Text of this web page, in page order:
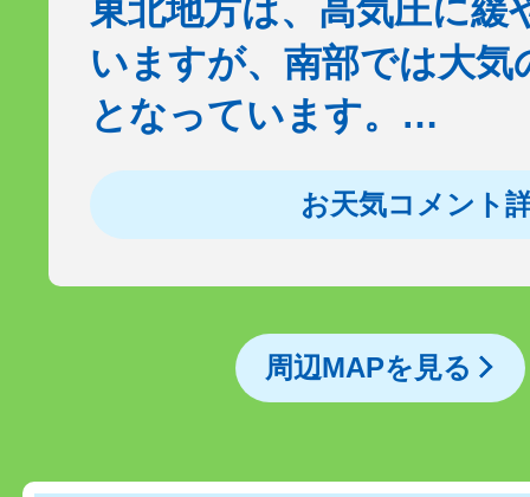
東北地方は、高気圧に緩
いますが、南部では大気
となっています。…
お天気コメント
周辺MAPを見る